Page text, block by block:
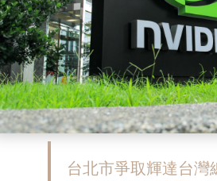
台北市爭取輝達台灣